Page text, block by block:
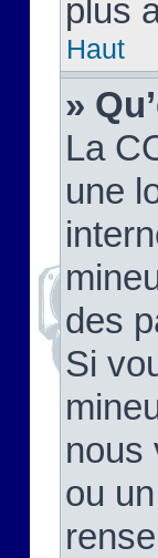
plus
Haut
»
La
une
des
Si
nous
ou